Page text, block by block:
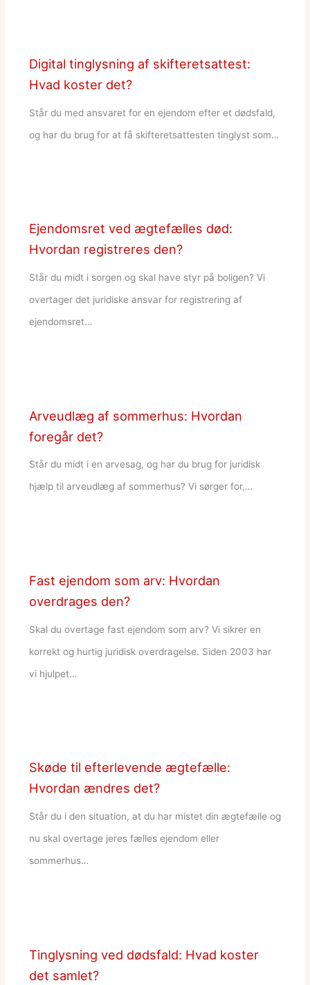
Digital tinglysning af skifteretsattest:
Hvad koster det?
Står du med ansvaret for en ejendom efter et dødsfald,
og har du brug for at få skifteretsattesten tinglyst som…
Ejendomsret ved ægtefælles død:
Hvordan registreres den?
Står du midt i sorgen og skal have styr på boligen? Vi
overtager det juridiske ansvar for registrering af
ejendomsret…
Arveudlæg af sommerhus: Hvordan
foregår det?
Står du midt i en arvesag, og har du brug for juridisk
hjælp til arveudlæg af sommerhus? Vi sørger for,…
Fast ejendom som arv: Hvordan
overdrages den?
Skal du overtage fast ejendom som arv? Vi sikrer en
korrekt og hurtig juridisk overdragelse. Siden 2003 har
vi hjulpet…
Skøde til efterlevende ægtefælle:
Hvordan ændres det?
Står du i den situation, at du har mistet din ægtefælle og
nu skal overtage jeres fælles ejendom eller
sommerhus…
Tinglysning ved dødsfald: Hvad koster
det samlet?